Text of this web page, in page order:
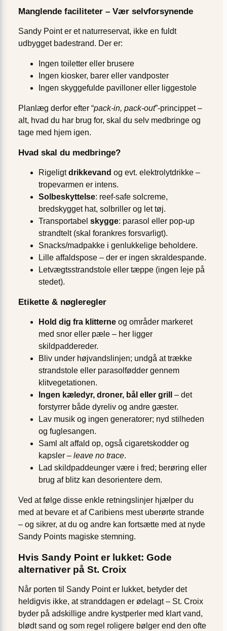
Manglende faciliteter – Vær selvforsynende
Sandy Point er et naturreservat, ikke en fuldt
udbygget bade­strand. Der er:
Ingen toiletter eller brusere
Ingen kiosker, barer eller vandposter
Ingen skyggefulde pavilloner eller liggestole
Planlæg derfor efter “pack-in, pack-out”-princippet –
alt, hvad du har brug for, skal du selv medbringe og
tage med hjem igen.
Hvad skal du medbringe?
Rigeligtdrikkevand og evt. elektrolytdrikke –
tropevarmen er intens.
Solbeskyttelse: reef-safe solcreme,
bredskygget hat, solbriller og let tøj.
Transportabel skygge: parasol eller pop-up
strandtelt (skal forankres forsvarligt).
Snacks/madpakke i genlukkelige beholdere.
Lille affaldspose – der er ingen skraldespande.
Letvægtsstrandstole eller tæppe (ingen leje på
stedet).
Etikette & nøgleregler
Hold dig fra klitterne og områder markeret
med snor eller pæle – her ligger
skildpaddereder.
Bliv under højvandslinjen; undgå at trække
strandstole eller parasolfødder gennem
klitvegetationen.
Ingen kæledyr, droner, bål eller grill
– det
forstyrrer både dyreliv og andre gæster.
Lav musik og ingen generatorer; nyd stilheden
og fuglesangen.
Saml alt affald op, også cigaretskodder og
kapsler – leave no trace.
Lad skildpaddeunger være i fred; berøring eller
brug af blitz kan desorientere dem.
Ved at følge disse enkle retningslinjer hjælper du
med at bevare et af Caribiens mest uberørte strande
– og sikrer, at du og andre kan fortsætte med at nyde
Sandy Points magiske stemning.
Hvis Sandy Point er lukket: Gode
alternativer på St. Croix
Når porten til Sandy Point er lukket, betyder det
heldigvis ikke, at stranddagen er ødelagt – St. Croix
byder på adskillige andre kystperler med klart vand,
blødt sand og som regel roligere bølger end den ofte